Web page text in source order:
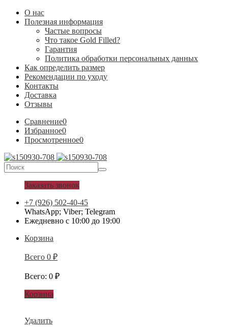
О нас
Полезная информация
Частые вопросы
Что такое Gold Filled?
Гарантия
Политика обработки персональных данных
Как определить размер
Рекомендации по уходу
Контакты
Доставка
Отзывы
Сравнение0
Избранное0
Просмотренное0
Заказать звонок
+7 (926) 502-40-45
WhatsApp; Viber; Telegram
Ежедневно с 10:00 до 19:00
Корзина
Всего 0 ₽
Всего: 0 ₽
Корзина
Удалить